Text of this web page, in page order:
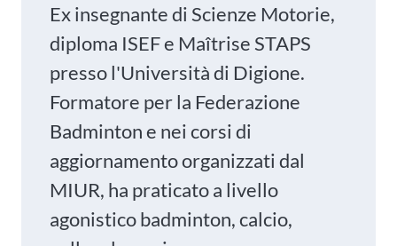
Ex insegnante di Scienze Motorie,
diploma ISEF e Maîtrise STAPS
presso l'Università di Digione.
Formatore per la Federazione
Badminton e nei corsi di
aggiornamento organizzati dal
MIUR, ha praticato a livello
agonistico badminton, calcio,